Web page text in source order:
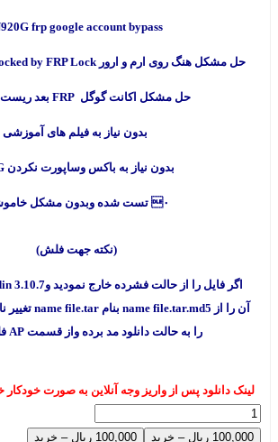
frp google account bypass
حل مشکل هنگ روی ارم و ارور Custom Binary blocked by FRP Lock
حل مشکل اکانت گوگل FRP بعد ریست و فلش
بدون نیاز به فیلم های آموزشی
بدون نیاز به باکس وساپورت نکردن OTG
۰ تست شده وبدون مشکل خاموشی
(نکته جهت فلش)
اگر فایل را از حالت فشرده خارج نمودید وodin 3.10.7 فایل را نشناخت
آن را از name file.tar.md5 بنام name file.tar تغییر نام داده سپس گوشی
را به حالت دانلود مد برده واز قسمت AP فلش نمایید
لینک دانلود پس از واریز وجه آنلاین به صورت خودکار
100,000 ریال – خرید